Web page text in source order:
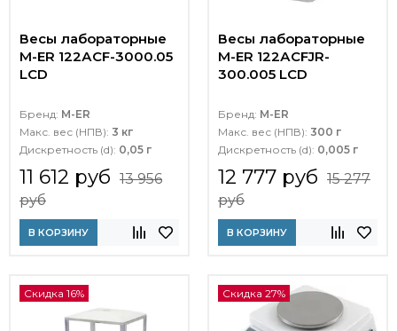
Весы лабораторные
M-ER 122АCF-3000.05
LСD
Бренд: M-ER
Макс. вес (НПВ): 3 кг
Дискретность (d): 0,05 г
11 612 руб 13 956
руб
В КОРЗИНУ
Весы лабораторные
M-ER 122АCFJR-
300.005 LСD
Бренд: M-ER
Макс. вес (НПВ): 300 г
Дискретность (d): 0,005 г
12 777 руб 15 277
руб
В КОРЗИНУ
Скидка 16% Скидка 27%